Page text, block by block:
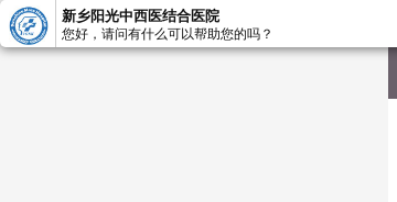
新乡阳光中西医结合医院
您好，请问有什么可以帮助您的吗？